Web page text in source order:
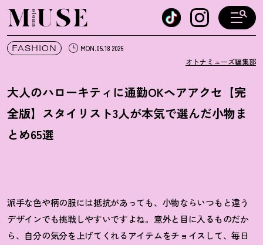
オトナミューズ ウェブ
FASHION MON.05.18 2026
オトナミューズ編集部
大人のハローキティに通勤OKヘアアクセ【完
全版】スタイリスト3人が本気で選んだ小物ま
とめ65選
派手な色や柄の服には抵抗があっても、小物ならいつもと違う
デザインでも挑戦しやすいですよね。意外と目に入るものだか
ら、自分の気分を上げてくれるアイテムをチョイスして、毎日